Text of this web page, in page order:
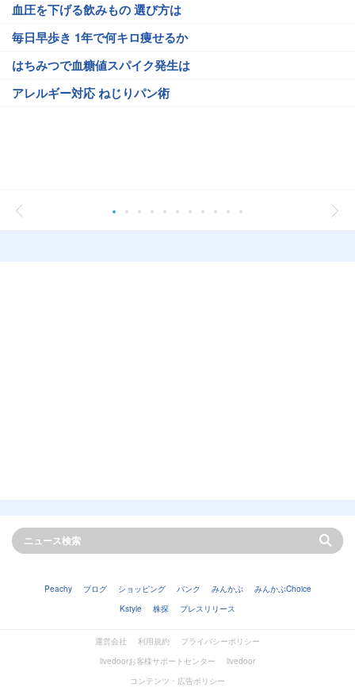
血圧を下げる飲みもの 選び方は
毎日早歩き 1年で何キロ痩せるか
はちみつで血糖値スパイク発生は
アレルギー対応 ねじりパン術
Peachy ブログ ショッピング バンク みんかぶ
みんかぶChoice
Kstyle
株探 プレスリリース
運営会社 利用規約
プライバシーポリシー
livedoorお客様サポートセンター
livedoor
コンテンツ・広告ポリシー